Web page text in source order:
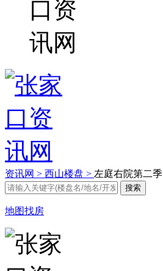
资讯网 > 西山楼盘 > 左庭右院第二季
地图找房